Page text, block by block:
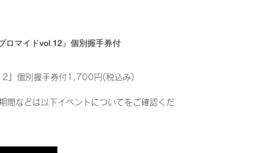
ロマイドvol.12』個別握手券付
』個別握手券付1,700円(税込み)
間などは以下イベントについてをご確認くだ